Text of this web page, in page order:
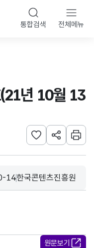
통합검색 전체메뉴
년 10월 13
관심사 등록하기
URL 공유하
인쇄
14
수집기관
한국콘텐츠진흥원
원문보기